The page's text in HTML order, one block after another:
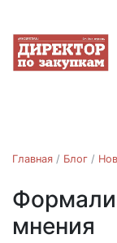
Главная / Блог /
Категорийные
Лучшие практики
Новости
мнения